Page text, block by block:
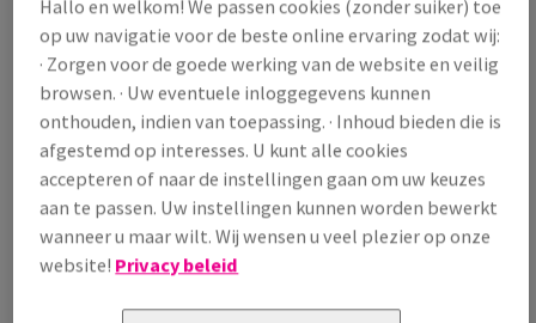
(6,24 kg )
VERWACHTE LEVERING 10/08/2026
Verpakkingsaantallen
Pak
− +
Hallo en welkom! We passen cookies (zonder suiker) toe
op uw navigatie voor de beste online ervaring zodat wij:
· Zorgen voor de goede werking van de website en veilig
browsen. · Uw eventuele inloggegevens kunnen
onthouden, indien van toepassing. · Inhoud bieden die is
afgestemd op interesses. U kunt alle cookies
accepteren of naar de instellingen gaan om uw keuzes
aan te passen. Uw instellingen kunnen worden bewerkt
wanneer u maar wilt. Wij wensen u veel plezier op onze
website! Privacy beleid